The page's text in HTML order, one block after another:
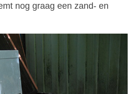
nog graag een zand- en